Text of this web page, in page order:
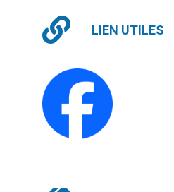
LIEN UTILES